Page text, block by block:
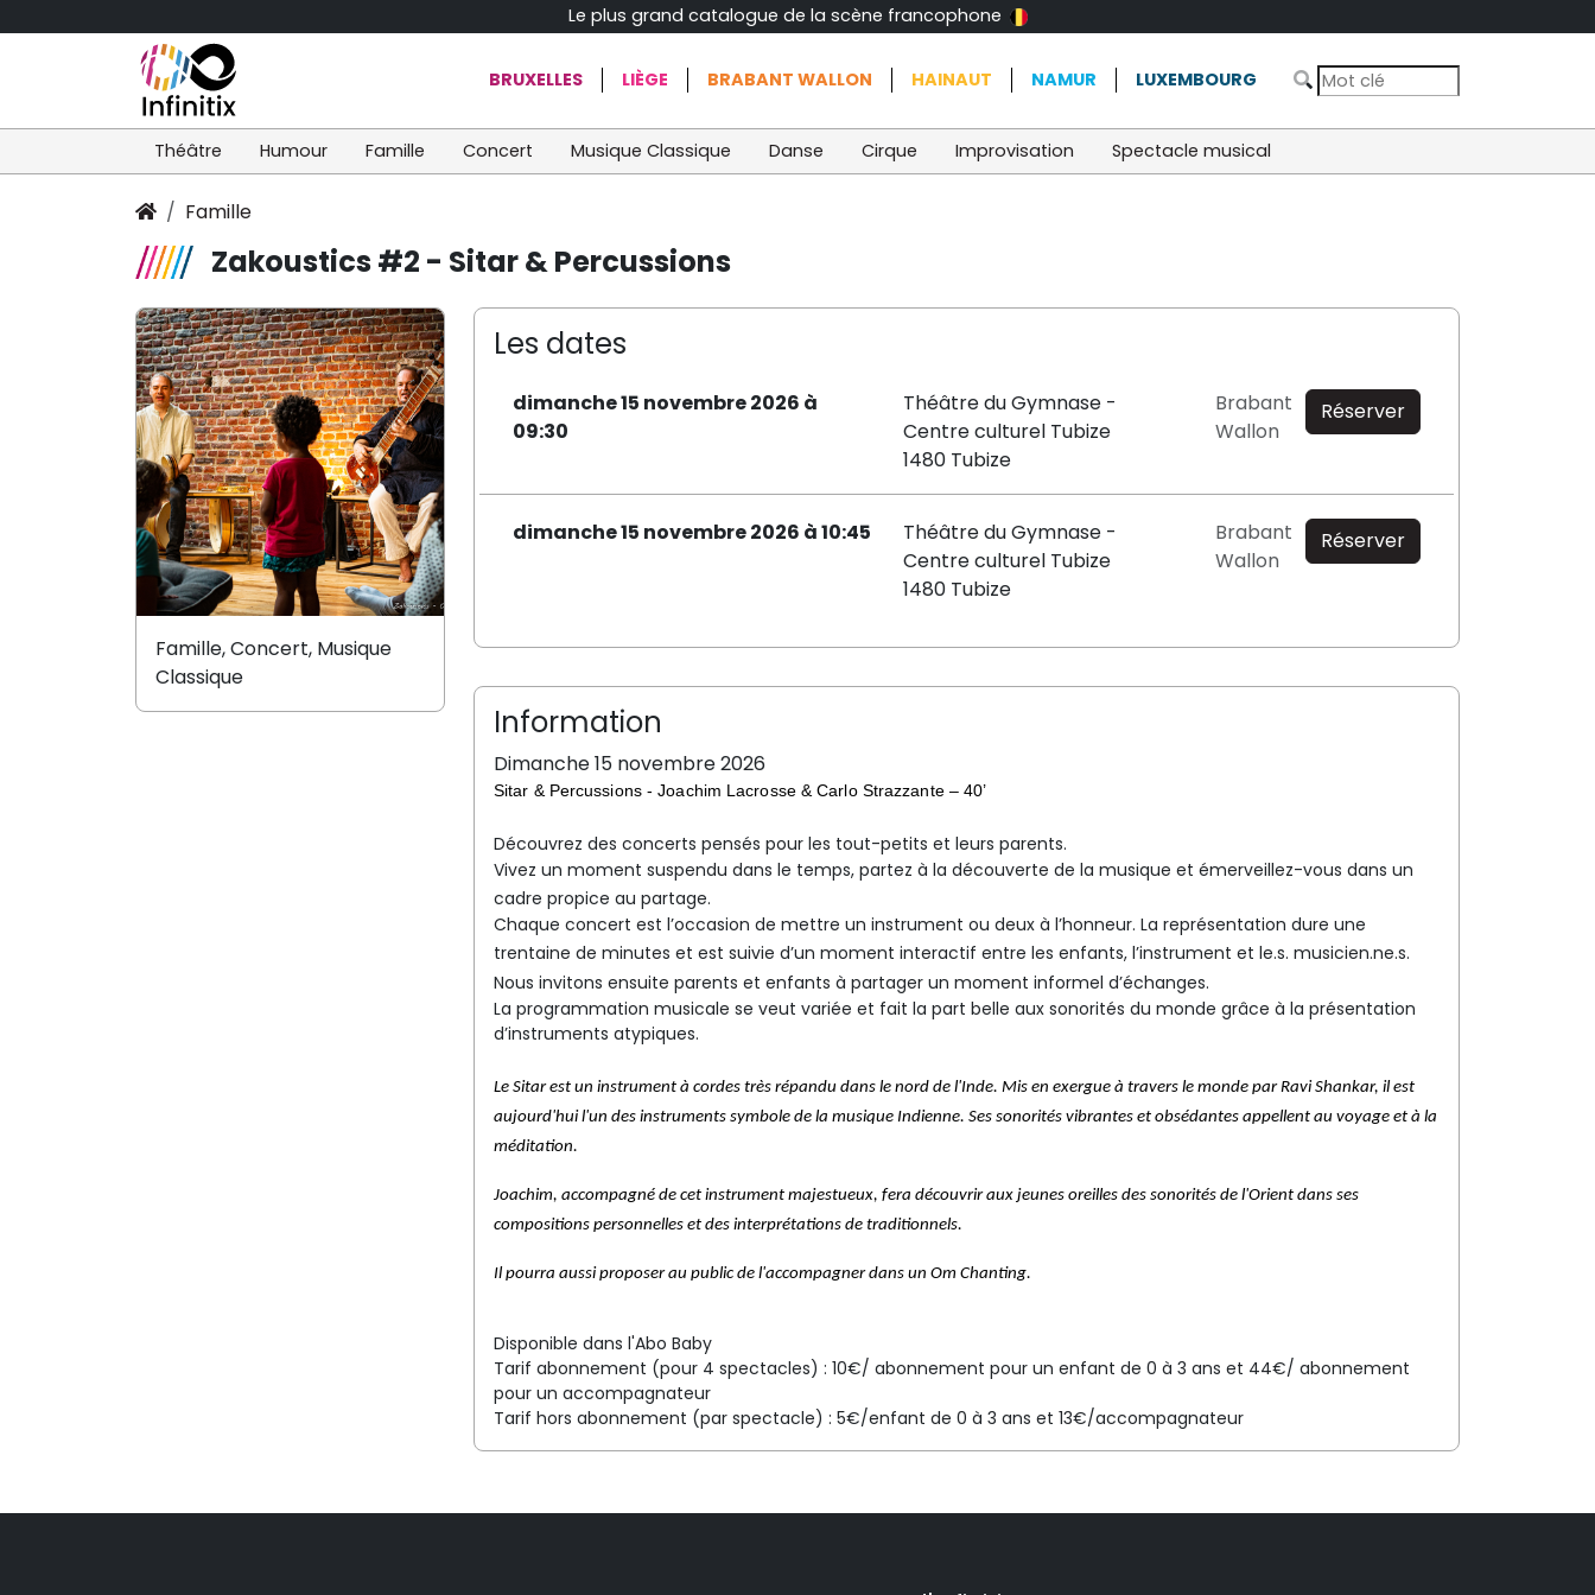
Le plus grand catalogue de la scène francophone
BRUXELLES LIÈGE BRABANT WALLON HAINAUT NAMUR LUXEMBOURG
Théâtre Humour Famille Concert Musique Classique Danse Cirque Improvisation Spectacle musical
Famille
Zakoustics #2 - Sitar & Percussions
Les dates
dimanche 15 novembre 2026 à
09:30
Théâtre du Gymnase -
Centre culturel Tubize
1480 Tubize
Brabant
Wallon
Réserver
dimanche 15 novembre 2026 à 10:45
Théâtre du Gymnase -
Centre culturel Tubize
1480 Tubize
Brabant
Wallon
Réserver
Information
Dimanche 15 novembre 2026
Sitar & Percussions - Joachim Lacrosse & Carlo Strazzante – 40’
Découvrez des concerts pensés pour les tout-petits et leurs parents.
Vivez un moment suspendu dans le temps, partez à la découverte de la musique et émerveillez-vous dans un
cadre propice au partage.
Chaque concert est l’occasion de mettre un instrument ou deux à l’honneur. La représentation dure une
trentaine de minutes et est suivie d’un moment interactif entre les enfants, l’instrument et le.s. musicien.ne.s.
Nous invitons ensuite parents et enfants à partager un moment informel d’échanges.
La programmation musicale se veut variée et fait la part belle aux sonorités du monde grâce à la présentation
d’instruments atypiques.
Le Sitar est un instrument à cordes très répandu dans le nord de l'Inde. Mis en exergue à travers le monde par Ravi Shankar, il est
aujourd'hui l'un des instruments symbole de la musique Indienne. Ses sonorités vibrantes et obsédantes appellent au voyage et à la
méditation.
Joachim, accompagné de cet instrument majestueux, fera découvrir aux jeunes oreilles des sonorités de l'Orient dans ses
compositions personnelles et des interprétations de traditionnels.
Il pourra aussi proposer au public de l'accompagner dans un Om Chanting.
Disponible dans l'Abo Baby
Tarif abonnement (pour 4 spectacles) : 10€/ abonnement pour un enfant de 0 à 3 ans et 44€/ abonnement
pour un accompagnateur
Tarif hors abonnement (par spectacle) : 5€/enfant de 0 à 3 ans et 13€/accompagnateur
Famille, Concert, Musique
Classique